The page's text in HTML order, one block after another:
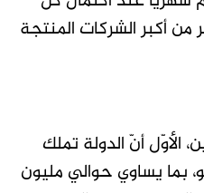
من أكبر الشركات المنتجة
الأوّل أنّ الدولة تملك
المعلن”49″ كيلو، بما يساوي حوالي مليون